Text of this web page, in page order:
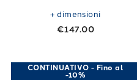
€147.00
+dimensioni
Link to "
CONTINUATIVO - Fino al
-10%